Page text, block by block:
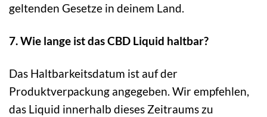
geltenden Gesetze in deinem Land.
7. Wie lange ist das CBD Liquid haltbar?
Das Haltbarkeitsdatum ist auf der
Produktverpackung angegeben. Wir empfehlen,
das Liquid innerhalb dieses Zeitraums zu